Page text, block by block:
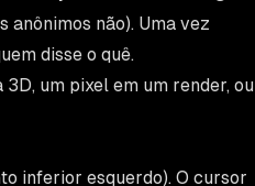
não). Uma vez
disse o quê.
um pixel em um render, ou
inferior esquerdo). O cursor